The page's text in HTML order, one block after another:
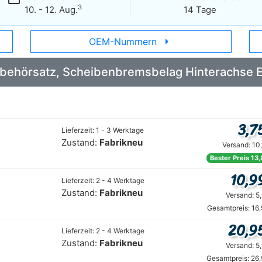
10. - 12. Aug.3
14 Tage
OEM-Nummern arrow_right
Scheibenbremsbelag Hinterachse
Lieferzeit: 1 - 3 Werktage
Zustand: Fabrikneu Versand:
Bester Preis
Lieferzeit: 2 - 4 Werktage
Zustand: Fabrikneu Versand:
Gesamtpreis:
Lieferzeit: 2 - 4 Werktage
Zustand: Fabrikneu Versand:
Gesamtpreis: